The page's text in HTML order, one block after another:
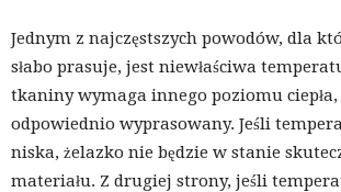
Jednym z najczęstszych powodów, dla
słabo prasuje, jest niewłaściwa
tkaniny wymaga innego poziomu ciepła,
odpowiednio wyprasowany. Jeśli
niska, żelazko nie będzie w stanie
materiału. Z drugiej strony, jeśli